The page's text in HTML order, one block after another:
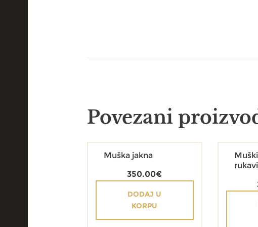
Povezani
Muška jakna
350.00€
DODAJ U
KORPU